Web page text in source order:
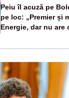
Peiu îl acuză pe
pe loc: „Premier și
Energie, dar nu are